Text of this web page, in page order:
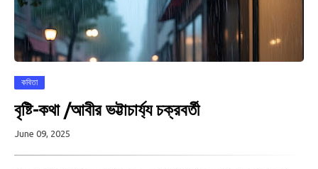
কবিতা
বৃষ্টি-কথা /আবীর ভট্টাচার্য্য চক্রবর্তী
June 09, 2025